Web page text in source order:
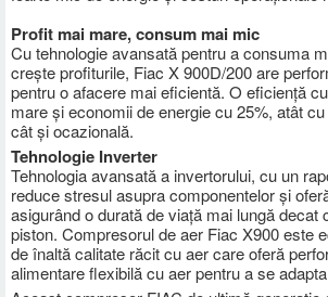
Profit mai mare, consum mai mic
Cu tehnologie avansată pentru a consuma
crește profiturile, Fiac X 900D/200 are
pentru o afacere mai eficientă. O eficiență
mare și economii de energie cu 25%, atât
cât și ocazională.
Tehnologie Inverter
Tehnologia avansată a invertorului, cu un
reduce stresul asupra componentelor și
asigurând o durată de viață mai lungă decat
piston. Compresorul de aer Fiac X900 este
de înaltă calitate răcit cu aer care oferă
alimentare flexibilă cu aer pentru a se